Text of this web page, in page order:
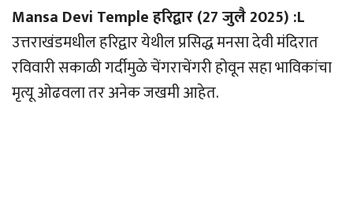
Mansa Devi Temple हरिद्वार (27 जुलै 2025) :L
उत्तराखंडमधील हरिद्वार येथील प्रसिद्ध मनसा देवी मंदिरात
रविवारी सकाळी गर्दीमुळे चेंगराचेंगरी होवून सहा भाविकांचा
मृत्यू ओढवला तर अनेक जखमी आहेत.